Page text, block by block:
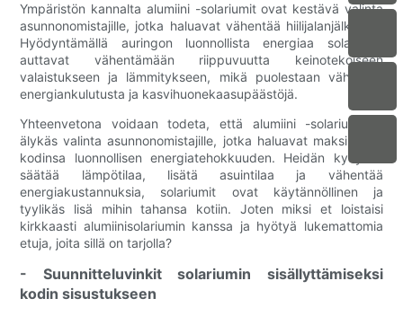
Ympäristön kannalta alumiini -solariumit ovat kestävä valinta
asunnonomistajille, jotka haluavat vähentää hiilijalanjälkeään.
Hyödyntämällä auringon luonnollista energiaa solariumit
auttavat vähentämään riippuvuutta keinotekoiseen
valaistukseen ja lämmitykseen, mikä puolestaan ​​vähentää
energiankulutusta ja kasvihuonekaasupäästöjä.
Yhteenvetona voidaan todeta, että alumiini -solarium on
älykäs valinta asunnonomistajille, jotka haluavat maksimoida
kodinsa luonnollisen energiatehokkuuden. Heidän kyvynsä
säätää lämpötilaa, lisätä asuintilaa ja vähentää
energiakustannuksia, solariumit ovat käytännöllinen ja
tyylikäs lisä mihin tahansa kotiin. Joten miksi et loistaisi
kirkkaasti alumiinisolariumin kanssa ja hyötyä lukemattomia
etuja, joita sillä on tarjolla?
- Suunnitteluvinkit solariumin sisällyttämiseksi
kodin sisustukseen